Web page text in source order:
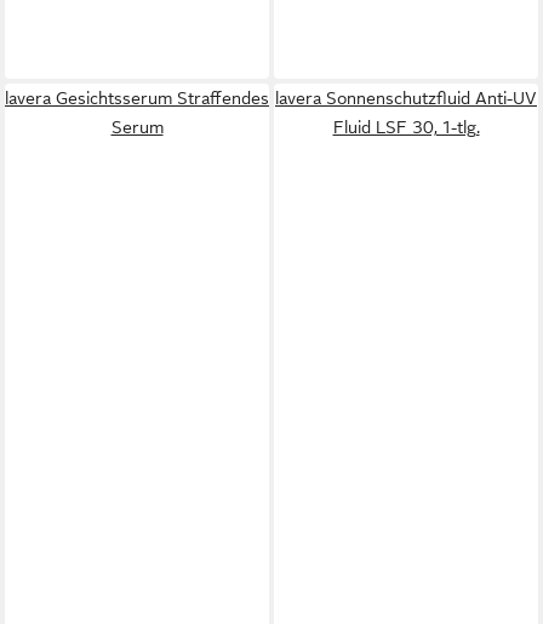
lavera Gesichtsserum Straffendes
Serum
lavera Sonnenschutzfluid Anti-UV
Fluid LSF 30, 1-tlg.